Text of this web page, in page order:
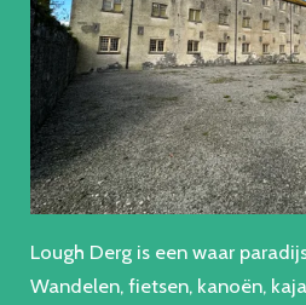
Lough Derg is een waar
Wandelen, fietsen, kanoën,